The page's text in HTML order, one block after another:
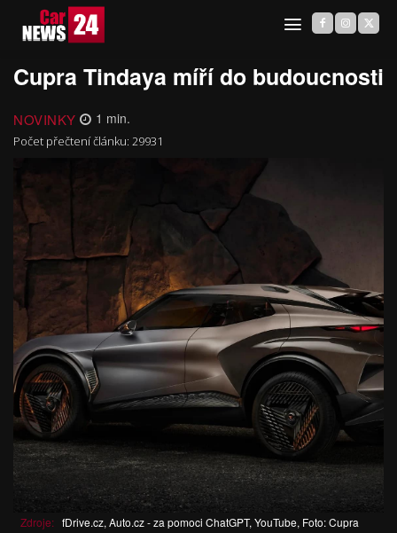
Cupra Tindaya míří do budoucnosti
NOVINKY 1 min.
Počet přečtení článku: 29931
Zdroje: fDrive.cz, Auto.cz - za pomoci ChatGPT, YouTube, Foto: Cupra